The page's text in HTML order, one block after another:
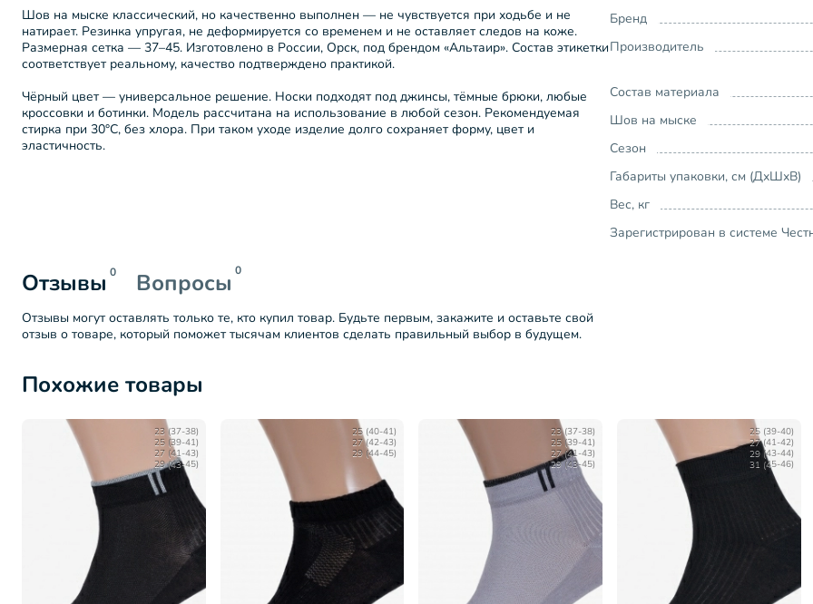
Шов на мыске классический, но качественно выполнен — не чувствуется при ходьбе и не
натирает. Резинка упругая, не деформируется со временем и не оставляет следов на коже.
Размерная сетка — 37–45. Изготовлено в России, Орск, под брендом «Альтаир». Состав этикетки
соответствует реальному, качество подтверждено практикой.
Чёрный цвет — универсальное решение. Носки подходят под джинсы, тёмные брюки, любые
кроссовки и ботинки. Модель рассчитана на использование в любой сезон. Рекомендуемая
стирка при 30°C, без хлора. При таком уходе изделие долго сохраняет форму, цвет и
эластичность.
Бренд
Производитель
Состав материала
Шов на мыске
Сезон
Габариты упаковки, см (ДхШхВ)
Вес, кг
Зарегистрирован в системе
Отзывы 0 Вопросы 0
Отзывы могут оставлять только те, кто купил товар. Будьте первым, закажите и оставьте свой
отзыв о товаре, который поможет тысячам клиентов сделать правильный выбор в будущем.
Похожие товары
23 (37-38)
25 (39-41)
27 (41-43)
29 (43-45)
25 (40-41)
27 (42-43)
29 (44-45)
23 (37-38)
25 (39-41)
27 (41-43)
29 (43-45)
25 (39-40)
27 (41-42)
29 (43-44)
31 (45-46)